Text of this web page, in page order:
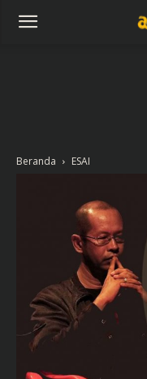
Beranda ESAI